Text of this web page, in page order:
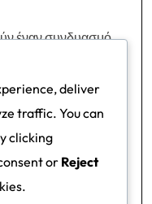
έναν συνδυασμό
κατανόησης. Ο
γρήγορα την
απειλές και να
διαδρομή που
σημαίνει ότι
περιοχές του
deliver
traffic. You can
clicking
orReject